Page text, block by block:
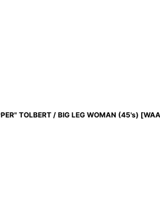
TOLBERT / BIG LEG WOMAN (45's) [